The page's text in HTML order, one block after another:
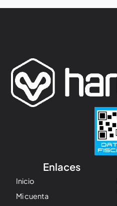
Enlaces
Inicio
Mi cuenta